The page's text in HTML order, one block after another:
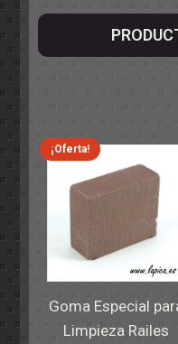
¡Oferta!
Goma Especial
Limpieza Railes